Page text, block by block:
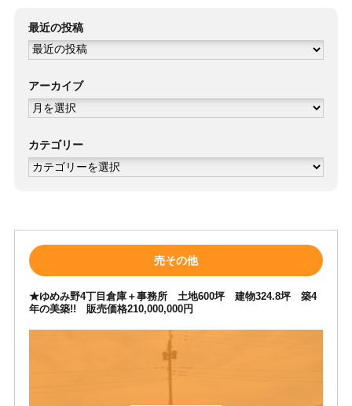
最近の投稿
アーカイブ
ア
ー
カ
カテゴリー
カ
テ
ゴ
売その他
★ゆめみ野4丁目倉庫＋事務所 土地600坪 建物324.8坪 築4
年の美築!! 販売価格210,000,000円